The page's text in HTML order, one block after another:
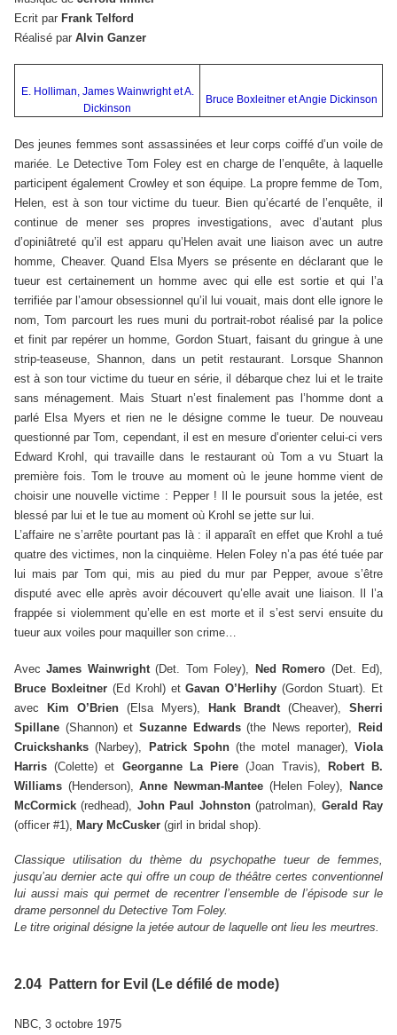
Ecrit par Frank Telford
Réalisé par Alvin Ganzer
E. Holliman, James Wainwright et A.
Dickinson
Bruce Boxleitner et Angie Dickinson
Des jeunes femmes sont assassinées et leur corps coiffé d’un voile de
mariée. Le Detective Tom Foley est en charge de l’enquête, à laquelle
participent également Crowley et son équipe. La propre femme de Tom,
Helen, est à son tour victime du tueur. Bien qu’écarté de l’enquête, il
continue de mener ses propres investigations, avec d’autant plus
d’opiniâtreté qu’il est apparu qu’Helen avait une liaison avec un autre
homme, Cheaver. Quand Elsa Myers se présente en déclarant que le
tueur est certainement un homme avec qui elle est sortie et qui l’a
terrifiée par l’amour obsessionnel qu’il lui vouait, mais dont elle ignore le
nom, Tom parcourt les rues muni du portrait-robot réalisé par la police
et finit par repérer un homme, Gordon Stuart, faisant du gringue à une
strip-teaseuse, Shannon, dans un petit restaurant. Lorsque Shannon
est à son tour victime du tueur en série, il débarque chez lui et le traite
sans ménagement. Mais Stuart n’est finalement pas l’homme dont a
parlé Elsa Myers et rien ne le désigne comme le tueur. De nouveau
questionné par Tom, cependant, il est en mesure d’orienter celui-ci vers
Edward Krohl, qui travaille dans le restaurant où Tom a vu Stuart la
première fois. Tom le trouve au moment où le jeune homme vient de
choisir une nouvelle victime : Pepper ! Il le poursuit sous la jetée, est
blessé par lui et le tue au moment où Krohl se jette sur lui.
L’affaire ne s’arrête pourtant pas là : il apparaît en effet que Krohl a tué
quatre des victimes, non la cinquième. Helen Foley n’a pas été tuée par
lui mais par Tom qui, mis au pied du mur par Pepper, avoue s’être
disputé avec elle après avoir découvert qu’elle avait une liaison. Il l’a
frappée si violemment qu’elle en est morte et il s’est servi ensuite du
tueur aux voiles pour maquiller son crime…
AvecJames Wainwright(Det. Tom Foley), Ned Romero (Det. Ed),
Bruce Boxleitner (Ed Krohl) etGavan O’Herlihy(Gordon Stuart). Et
avec
Kim O’Brien (Elsa Myers), Hank Brandt (Cheaver), Sherri
Spillane (Shannon) et Suzanne Edwards(the News reporter),
Reid
Cruickshanks(Narbey), Patrick Spohn(the motel manager),Viola
Harris(Colette) et Georganne La Piere(Joan Travis),
Robert B.
Williams (Henderson),Anne Newman-Mantee (Helen Foley),
Nance
McCormick(redhead), John Paul Johnston(patrolman), Gerald Ray
(officer #1), Mary McCusker (girl in bridal shop).
Classique utilisation du thème du psychopathe tueur de femmes,
jusqu’au dernier acte qui offre un coup de théâtre certes conventionnel
lui aussi mais qui permet de recentrer l’ensemble de l’épisode sur le
drame personnel du Detective Tom Foley.
Le titre original désigne la jetée autour de laquelle ont lieu les meurtres.
2.04 Pattern for Evil (Le défilé de mode)
NBC, 3 octobre 1975